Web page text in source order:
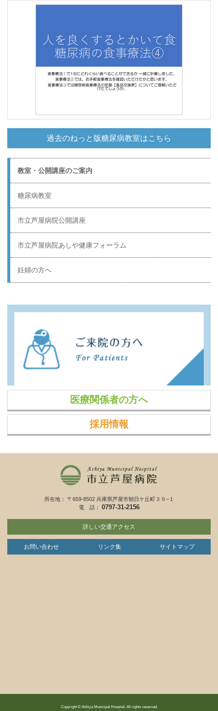
過去のねっと版糖尿病教室はこちら
教室・公開講座のご案内
糖尿病教室
市立芦屋病院公開講座
市立芦屋病院あしや健康フォーラム
妊婦の方へ
医療関係者の方へ
採用情報
所在地： 〒659-8502 兵庫県芦屋市朝日ケ丘町３９−１
電 話： 0797-31-2156
詳しい交通アクセス
お問い合わせ リンク集 サイトマップ
Copyright © Ashiya Municipal Hospital. All rights reserved.